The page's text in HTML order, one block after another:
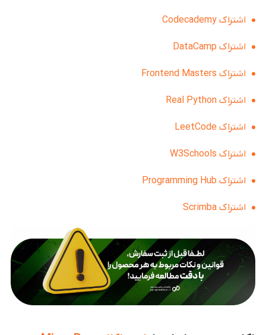
اشتراک Codecademy
اشتراک DataCamp
اشتراک Frontend Masters
اشتراک Real Python
اشتراک LeetCode
اشتراک W3Schools
اشتراک Programming Hub
اشتراک Scrimba